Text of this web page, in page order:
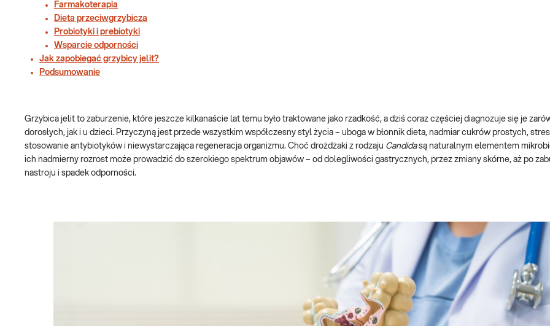
Farmakoterapia
Dieta przeciwgrzybicza
Probiotyki i prebiotyki
Wsparcie odporności
Jak zapobiegać grzybicy jelit?
Podsumowanie
Grzybica jelit to zaburzenie, które jeszcze kilkanaście lat temu było traktowane jako rzadkość, a dziś coraz częściej diagnozuje się je
dorosłych, jak i u dzieci. Przyczyną jest przede wszystkim współczesny styl życia – uboga w błonnik dieta, nadmiar cukrów prostych,
stosowanie antybiotyków i niewystarczająca regeneracja organizmu. Choć drożdżaki z rodzaju Candidasą naturalnym elementem
ich nadmierny rozrost może prowadzić do szerokiego spektrum objawów – od dolegliwości gastrycznych, przez zmiany skórne, aż po
nastroju i spadek odporności.